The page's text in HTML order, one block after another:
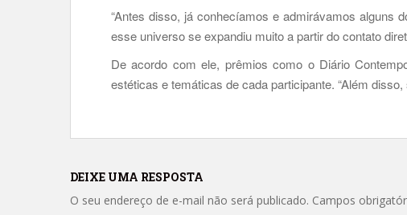
“Antes disso, já conhecíamos e admirávamos alguns
esse universo se expandiu muito a partir do contato
De acordo com ele, prêmios como o Diário
estéticas e temáticas de cada participante. “Além
DEIXE UMA RESPOSTA
O seu endereço de e-mail não será publicado. Campos